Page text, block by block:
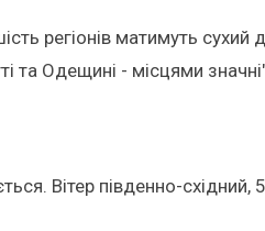
регіонів матимуть сухий
та Одещині - місцями
Вітер південно-